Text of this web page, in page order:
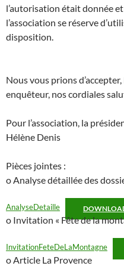
l’autorisation était donnée
l’association se réserve
disposition.
Nous vous prions
enquêteur, nos cordiales
Pour l’association, la
Hélène Denis
Pièces jointes :
o Analyse détaillée des
AnalyseDetaille
o Invitation « Fête de la
InvitationFeteDeLaMontagne
o Article La Provence